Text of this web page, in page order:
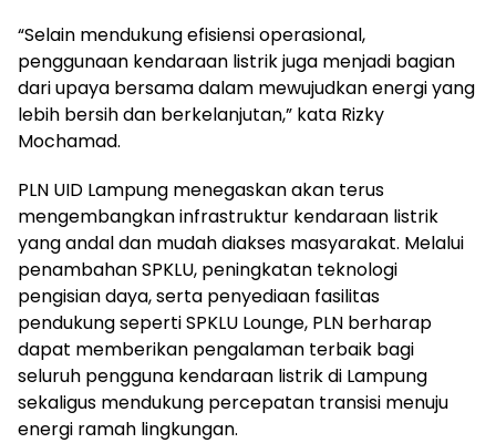
“Selain mendukung efisiensi operasional,
penggunaan kendaraan listrik juga menjadi bagian
dari upaya bersama dalam mewujudkan energi yang
lebih bersih dan berkelanjutan,” kata Rizky
Mochamad.
PLN UID Lampung menegaskan akan terus
mengembangkan infrastruktur kendaraan listrik
yang andal dan mudah diakses masyarakat. Melalui
penambahan SPKLU, peningkatan teknologi
pengisian daya, serta penyediaan fasilitas
pendukung seperti SPKLU Lounge, PLN berharap
dapat memberikan pengalaman terbaik bagi
seluruh pengguna kendaraan listrik di Lampung
sekaligus mendukung percepatan transisi menuju
energi ramah lingkungan.